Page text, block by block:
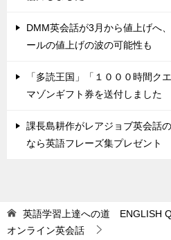
DMM英会話が3月から値上げへ
ールの値上げの波の可能性も
「多読王国」「１０００時間ク
マゾンギフト券を送付しました
課長島耕作がレアジョブ英会話
なら英語フレーズ集プレゼント
英語学習上達への道 ENGLISH
オンライン英会話